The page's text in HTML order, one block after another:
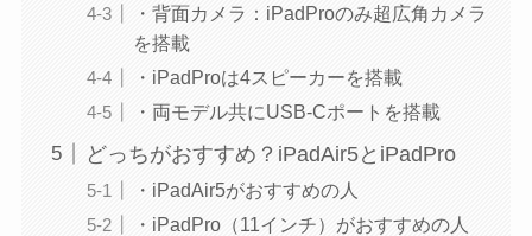
・背面カメラ：iPadProのみ超広角カメラ
を搭載
・iPadProは4スピーカーを搭載
・両モデル共にUSB-Cポートを搭載
どっちがおすすめ？iPadAir5とiPadPro
・iPadAir5がおすすめの人
・iPadPro（11インチ）がおすすめの人